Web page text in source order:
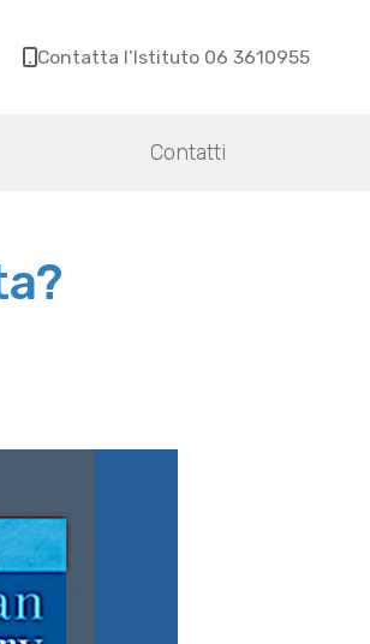
Contatta l’Istituto 06 3610955
Contatti